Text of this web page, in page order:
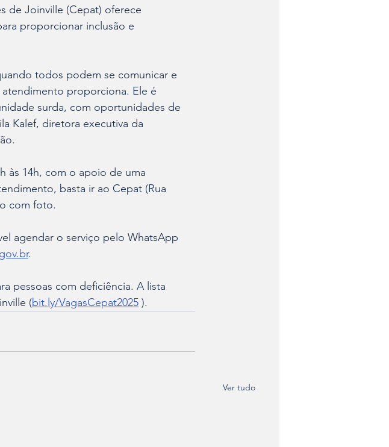
de Joinville (Cepat) oferece
proporcionar inclusão e
todos podem se comunicar e
proporciona. Ele é
surda, com oportunidades de
Kalef, diretora executiva da
às 14h, com o apoio de uma
basta ir ao Cepat (Rua
com foto.
agendar o serviço pelo WhatsApp
.
pessoas com deficiência. A lista
(bit.ly/VagasCepat2025 ).
Ver tudo